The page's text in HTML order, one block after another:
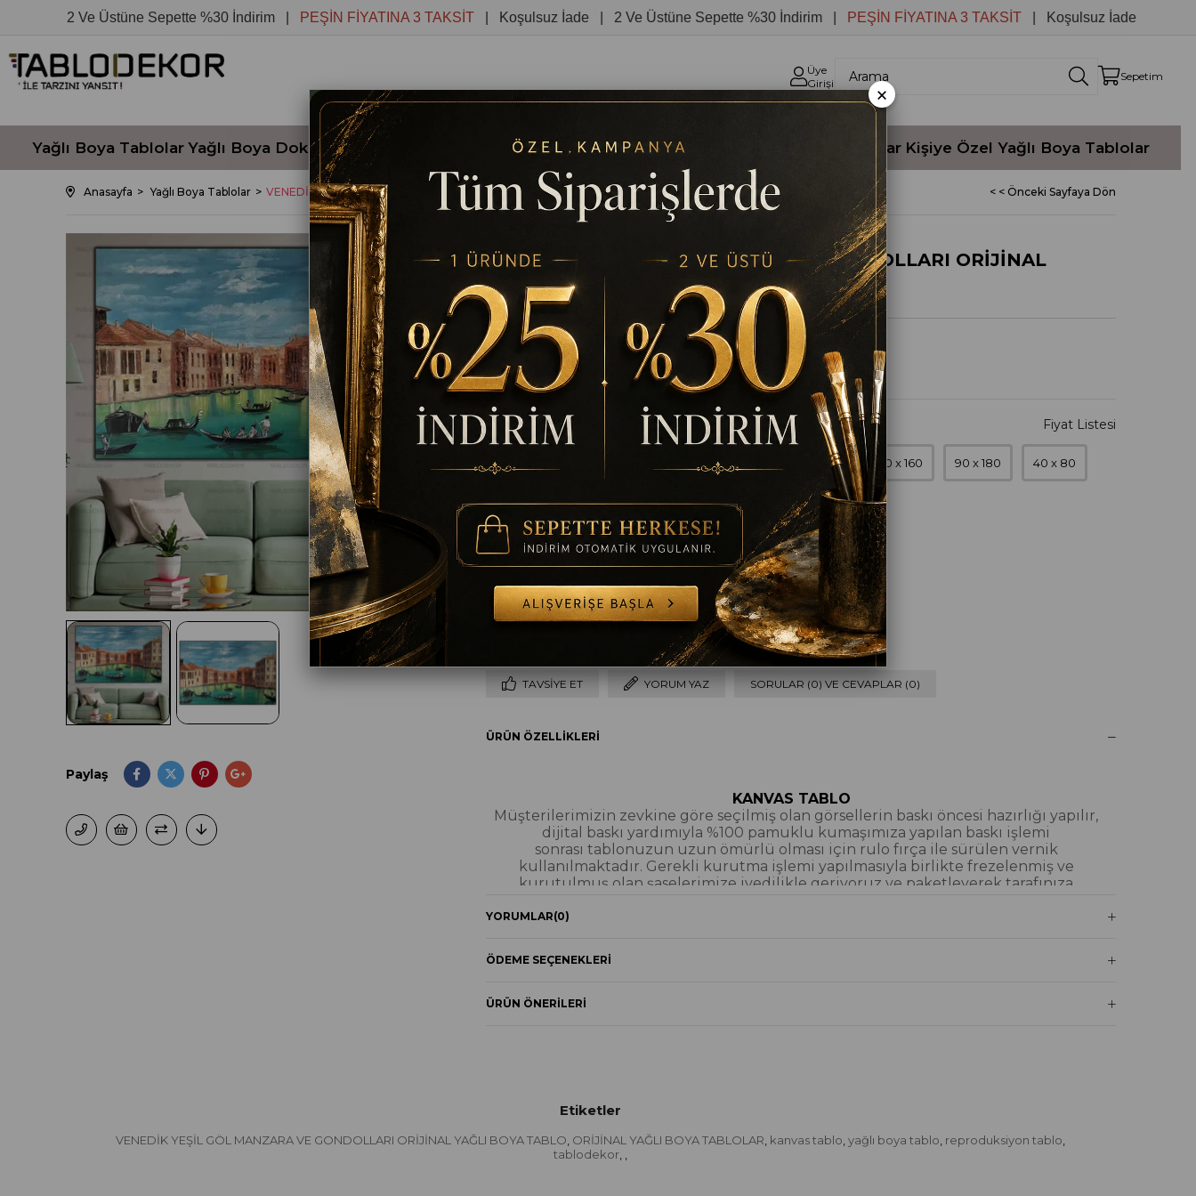
2 Ve Üstüne Sepette %30 İndirim |PEŞİN FİYATINA 3 TAKSİT| Koşulsuz İade | 2 Ve Üstüne Sepette %30 İndirim |PEŞİN FİYATINA 3 TAKSİT| Koşulsuz İade
Üye
Girişi
Sepetim
Yağlı Boya Tablolar Yağlı Boya Dokulu Tablolar Kanvas Tablolar Yuvarlak Tablolar Reprodüksiyon Yağlı Boyalar Kişiye Özel Yağlı Boya Tablolar
Anasayfa Yağlı Boya Tablolar VENEDİK YEŞİL GÖL MANZARA VE GONDOLLARI ORİJİNAL YAĞLI BOYA TABLO < < Önceki Sayfaya Dön
Paylaş
VENEDİK YEŞİL GÖL MANZARA VE GONDOLLARI ORİJİNAL
YAĞLI BOYA TABLO
(TD921)
Stok Kodu
% ₺4.180,38 ₺3.135,28
Ölçü
30 x 60 40 x 80 60 x 120 70 x 140 80 x 160 90 x 180 40 x 80
Çerçeve
TAVSIYE ET YORUM YAZ SORULAR (0) VE CEVAPLAR (0)
ÜRÜN ÖZELLIKLERI
KANVAS TABLO
Müşterilerimizin zevkine göre seçilmiş olan görsellerin baskı öncesi hazırlığı yapılır,
dijital baskı yardımıyla %100 pamuklu kumaşımıza yapılan baskı işlemi
sonrası tablonuzun uzun ömürlü olması için rulo fırça ile sürülen vernik
kullanılmaktadır. Gerekli kurutma işlemi yapılmasıyla birlikte frezelenmiş ve
kurutulmuş olan şaselerimize ivedilikle geriyoruz ve paketleyerek tarafınıza
üzerine spatula eşliğinde boya dokunuşları / sim işlemeleri kısmi bölgelere
Makinelerimiz eco solvent bazlı baskı kafası mürekkeplerle yüksek DPI baskı
çözünürlüğüne sahiptir. Suya dayanıklı olan sanatsal kanvas kumaşlarımızda, su bazlı
YORUMLAR(0)
ÖDEME SEÇENEKLERI
ÜRÜN ÖNERILERI
Etiketler
VENEDİK YEŞİL GÖL MANZARA VE GONDOLLARI ORİJİNAL YAĞLI BOYA TABLO, ORİJİNAL YAĞLI BOYA TABLOLAR, kanvas tablo, yağlı boya tablo, reproduksiyon tablo,
tablodekor, ,
×